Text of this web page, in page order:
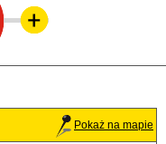
Pokaż na mapie